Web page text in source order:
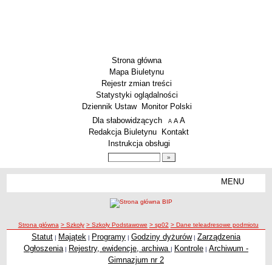
Strona główna
Mapa Biuletynu
Rejestr zmian treści
Statystyki oglądalności
Dziennik Ustaw
Monitor Polski
Menu dodatkowe
Dla słabowidzących A pomniejsz czcionkę
A standardowy rozmiar czcionki
A
Redakcja Biuletynu
Kontakt
Instrukcja obsługi
MENU
Licea
Zespoły Szkół
Techniczne Zakłady Naukowe
ścieżka nawigacji
Strona główna > Szkoły > Szkoły Podstawowe > sp02 > Dane teleadresowe podmiotu
Statut | Majątek | Programy | Godziny dyżurów| Zarządzenia
Ogłoszenia | Rejestry, ewidencje, archiwa | Kontrole | Archiwum -
Gimnazjum nr 2